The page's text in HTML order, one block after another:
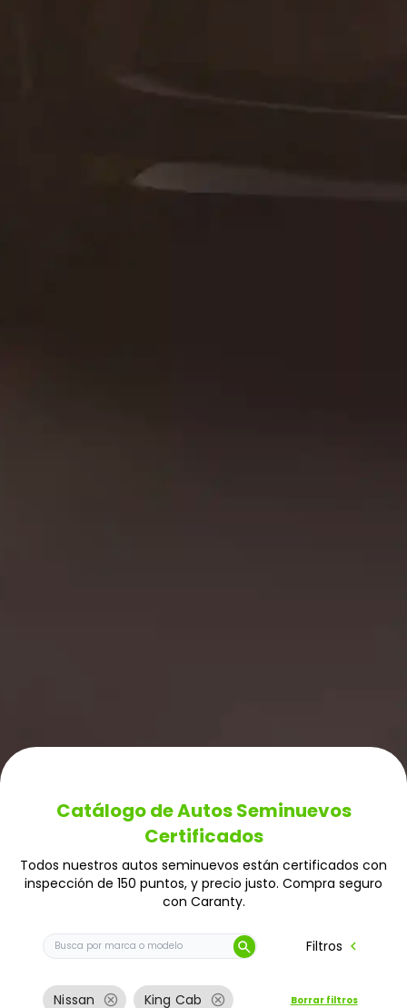
Catálogo de Autos Seminuevos
Certificados
Todos nuestros autos seminuevos están certificados con
inspección de 150 puntos, y precio justo. Compra seguro
con Caranty.
Buscar auto por marca o modelo
search Filtros chevron_left
Nissan cancel King Cab cancel Borrar filtros